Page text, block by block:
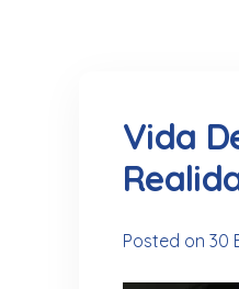
Vida
Posted on 30